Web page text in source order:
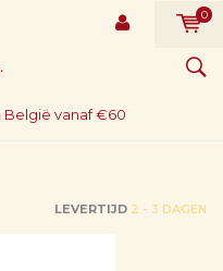
0
België vanaf €60
LEVERTIJD 2 - 3 DAGEN